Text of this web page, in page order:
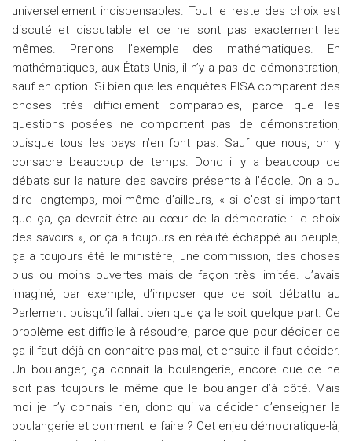
universellement indispensables. Tout le reste des choix est
discuté et discutable et ce ne sont pas exactement les
mêmes. Prenons l’exemple des mathématiques. En
mathématiques, aux États-Unis, il n’y a pas de démonstration,
sauf en option. Si bien que les enquêtes PISA comparent des
choses très difficilement comparables, parce que les
questions posées ne comportent pas de démonstration,
puisque tous les pays n’en font pas. Sauf que nous, on y
consacre beaucoup de temps. Donc il y a beaucoup de
débats sur la nature des savoirs présents à l’école. On a pu
dire longtemps, moi-même d’ailleurs, « si c’est si important
que ça, ça devrait être au cœur de la démocratie : le choix
des savoirs », or ça a toujours en réalité échappé au peuple,
ça a toujours été le ministère, une commission, des choses
plus ou moins ouvertes mais de façon très limitée. J’avais
imaginé, par exemple, d’imposer que ce soit débattu au
Parlement puisqu’il fallait bien que ça le soit quelque part. Ce
problème est difficile à résoudre, parce que pour décider de
ça il faut déjà en connaitre pas mal, et ensuite il faut décider.
Un boulanger, ça connait la boulangerie, encore que ce ne
soit pas toujours le même que le boulanger d’à côté. Mais
moi je n’y connais rien, donc qui va décider d’enseigner la
boulangerie et comment le faire ? Cet enjeu démocratique-là,